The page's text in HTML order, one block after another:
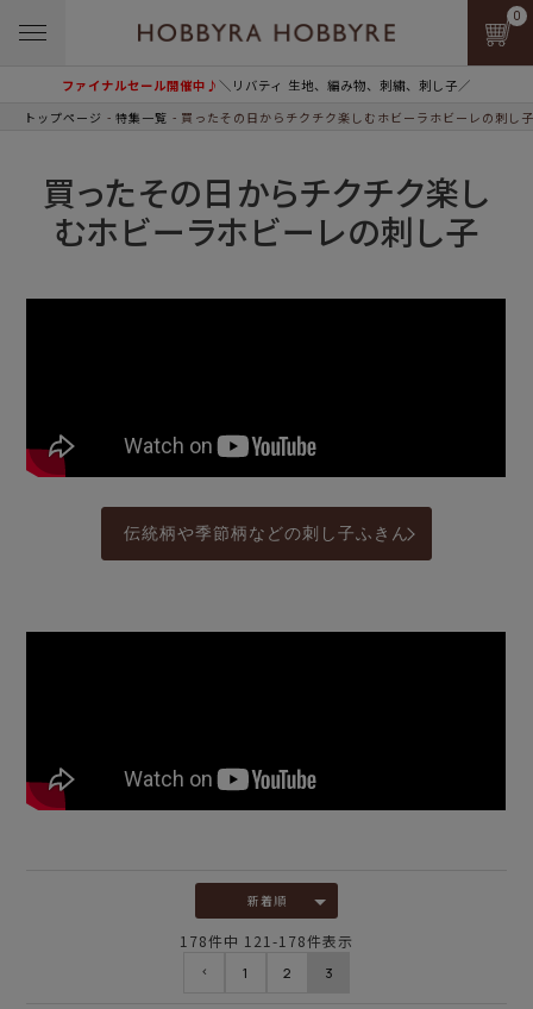
ファイナルセール開催中♪＼リバティ 生地、編み物、刺繍、刺し子／
0
トップページ 特集一覧 買ったその日からチクチク楽しむホビーラホビーレの刺し子
買ったその日からチクチク楽し
むホビーラホビーレの刺し子
伝統柄や季節柄などの刺し子ふきん
新着順
178件中 121 -178件表示
1 2 3